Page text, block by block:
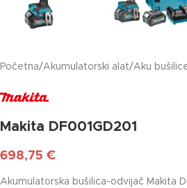
Početna/Akumulatorski alat/Aku
Makita DF001GD201
698,75 €
Akumulatorska bušilica-odvijač Makita